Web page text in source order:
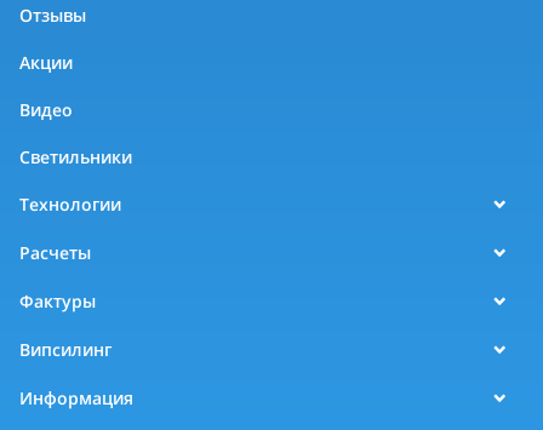
Отзывы
Акции
Видео
Светильники
Технологии
Расчеты
Фактуры
Випсилинг
Информация